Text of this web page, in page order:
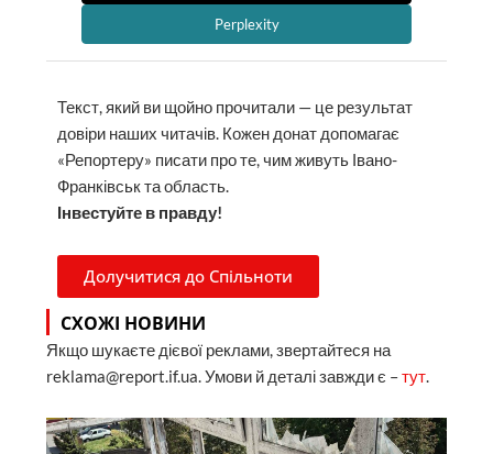
Perplexity
Текст, який ви щойно прочитали — це результат
довіри наших читачів. Кожен донат допомагає
«Репортеру» писати про те, чим живуть Івано-
Франківськ та область.
Інвестуйте в правду!
Долучитися до Спільноти
СХОЖІ НОВИНИ
Якщо шукаєте дієвої реклами, звертайтеся на
reklama@report.if.ua. Умови й деталі завжди є –тут.